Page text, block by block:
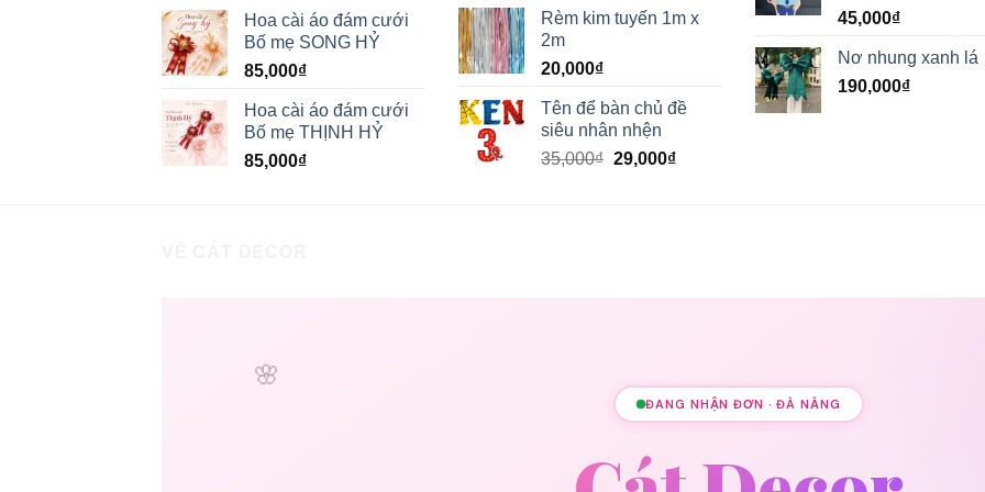
Hoa cài áo đám cưới
Bố mẹ SONG HỶ
85,000₫
Hoa cài áo đám cưới
Bố mẹ THỊNH HỶ
85,000₫
Rèm kim tuyến 1m x
2m
20,000₫
Tên để bàn chủ đề
siêu nhân nhện
35,000₫ Giá
29,000₫Giá
Được xếp
5 sao
45,000₫
Nơ nhung xanh lá
190,000₫
🌸
ĐANG NHẬN ĐƠN · ĐÀ NẴNG